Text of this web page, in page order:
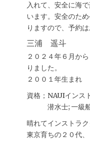
入れて、安全に海
います。安全のた
りますので、予約
三浦 遥斗
２０２４年６月か
りました。
２００１年生まれ
資格；NAUIイン
潜水士; 一級船
晴れてインストラ
東京育ちの２０代